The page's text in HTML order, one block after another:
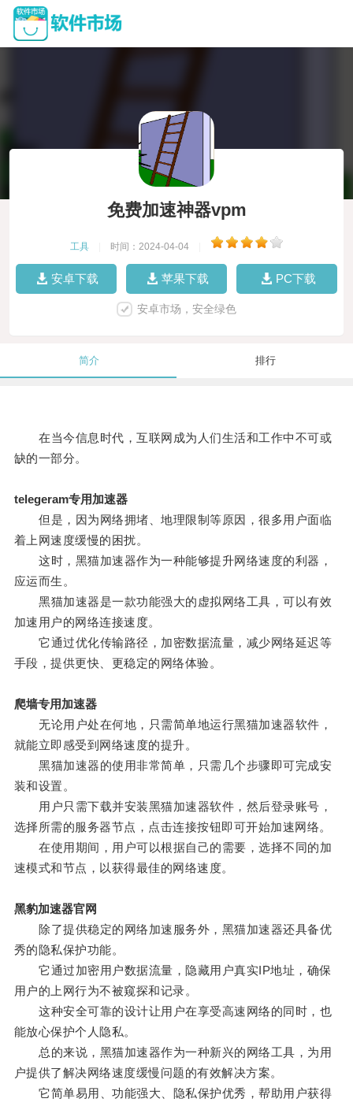
免费加速神器vpm
工具 时间：2024-04-04
安卓下载 苹果下载 PC下载
安卓市场，安全绿色
简介 排行
在当今信息时代，互联网成为人们生活和工作中不可或
缺的一部分。
telegeram专用加速器
但是，因为网络拥堵、地理限制等原因，很多用户面临
着上网速度缓慢的困扰。
这时，黑猫加速器作为一种能够提升网络速度的利器，
应运而生。
黑猫加速器是一款功能强大的虚拟网络工具，可以有效
加速用户的网络连接速度。
它通过优化传输路径，加密数据流量，减少网络延迟等
手段，提供更快、更稳定的网络体验。
爬墙专用加速器
无论用户处在何地，只需简单地运行黑猫加速器软件，
就能立即感受到网络速度的提升。
黑猫加速器的使用非常简单，只需几个步骤即可完成安
装和设置。
用户只需下载并安装黑猫加速器软件，然后登录账号，
选择所需的服务器节点，点击连接按钮即可开始加速网络。
在使用期间，用户可以根据自己的需要，选择不同的加
速模式和节点，以获得最佳的网络速度。
黑豹加速器官网
除了提供稳定的网络加速服务外，黑猫加速器还具备优
秀的隐私保护功能。
它通过加密用户数据流量，隐藏用户真实IP地址，确保
用户的上网行为不被窥探和记录。
这种安全可靠的设计让用户在享受高速网络的同时，也
能放心保护个人隐私。
总的来说，黑猫加速器作为一种新兴的网络工具，为用
户提供了解决网络速度缓慢问题的有效解决方案。
它简单易用、功能强大、隐私保护优秀，帮助用户获得